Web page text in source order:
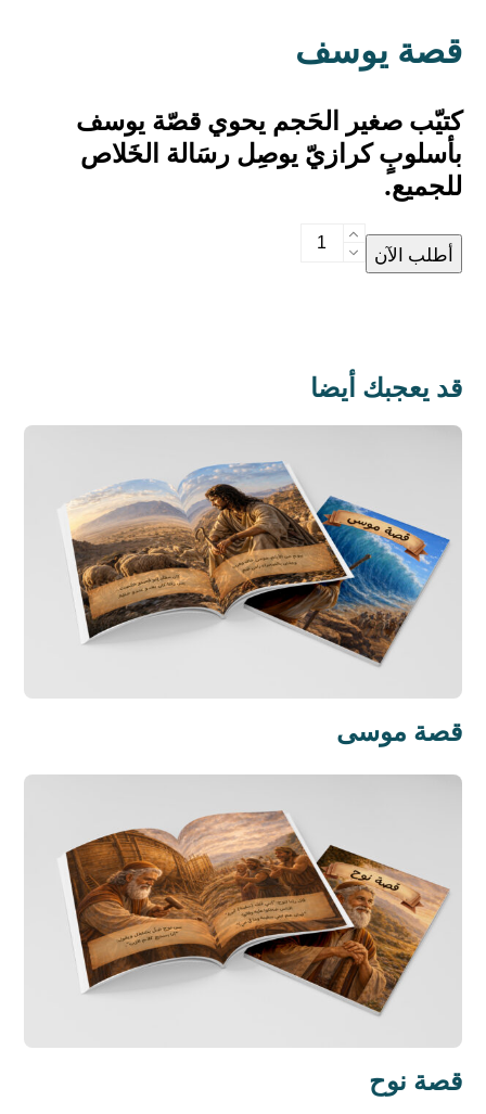
قصة يوسف
كتيّب صغير الحَجم يحوي قصّة يوسف
بأسلوبٍ كرازيّ يوصِل رسَالة الخَلاص
للجميع.
قصة
أطلب الآن
قد يعجبك أيضا
قصة موسى
قصة نوح